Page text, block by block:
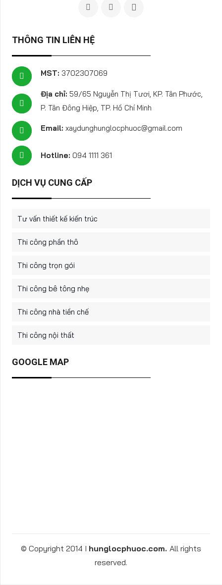
THÔNG TIN LIÊN HỆ
MST: 3702307069
Địa chỉ: 59/65 Nguyễn Thị Tươi, KP. Tân Phước,
P. Tân Đông Hiệp, TP. Hồ Chí Minh
Email: xaydunghunglocphuoc@gmail.com
Hotline:094 1111 361
DỊCH VỤ CUNG CẤP
Tư vấn thiết kế kiến trúc
Thi công phần thô
Thi công trọn gói
Thi công bê tông nhẹ
Thi công nhà tiền chế
Thi công nội thất
GOOGLE MAP
© Copyright 2014 I hunglocphuoc.com. All rights
reserved.